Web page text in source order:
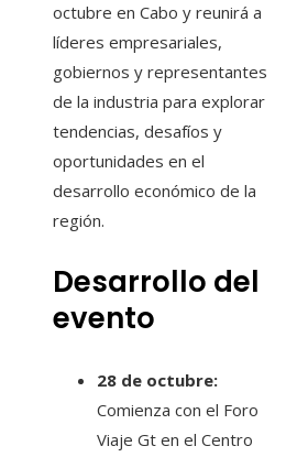
octubre en Cabo y reunirá a
líderes empresariales,
gobiernos y representantes
de la industria para explorar
tendencias, desafíos y
oportunidades en el
desarrollo económico de la
región.
Desarrollo del
evento
28 de octubre:
Comienza con el Foro
Viaje Gt en el Centro